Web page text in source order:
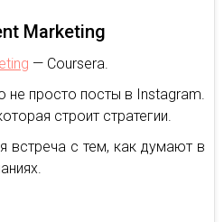
Marketing
— Coursera.
не просто посты в Instagram.
строит стратегии.
встреча с тем, как думают в